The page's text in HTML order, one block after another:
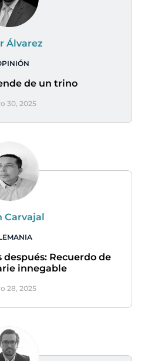
Álvarez
de un trino
30, 2025
Carvajal
Recuerdo de
innegable
28, 2025